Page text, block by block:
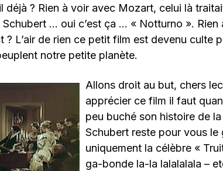
déjà ? Rien à voir avec Mozart, celui là
… oui c’est ça … « Notturno ».
? L’air de rien ce petit film est devenu culte
notre petite planète.
Allons droit au but, chers
apprécier ce film il faut
peu buché son histoire de
Schubert reste pour vous le
uniquement la célèbre «
ga-bonde la-la lalalalala –